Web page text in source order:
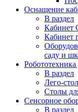
Оснащение
В раздел
Кабинет
Кабинет
саду и
В раздел
Лего-стол
Столы
Сенсорное
В раздел